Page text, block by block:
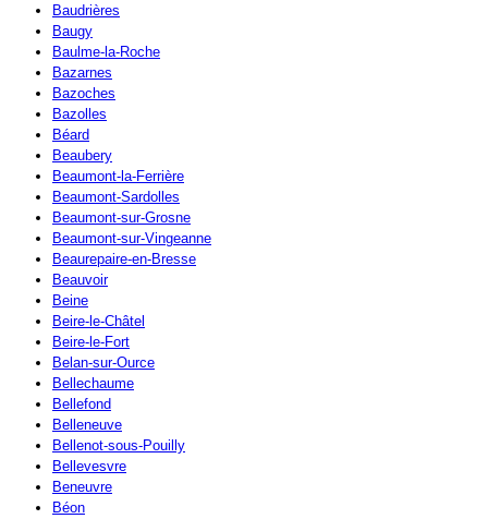
Baudrières
Baugy
Baulme-la-Roche
Bazarnes
Bazoches
Bazolles
Béard
Beaubery
Beaumont-la-Ferrière
Beaumont-Sardolles
Beaumont-sur-Grosne
Beaumont-sur-Vingeanne
Beaurepaire-en-Bresse
Beauvoir
Beine
Beire-le-Châtel
Beire-le-Fort
Belan-sur-Ource
Bellechaume
Bellefond
Belleneuve
Bellenot-sous-Pouilly
Bellevesvre
Beneuvre
Béon